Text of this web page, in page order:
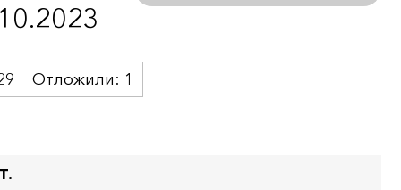
Отложили: 1